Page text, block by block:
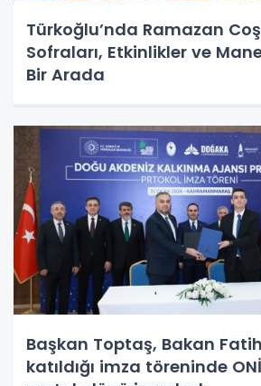
Türkoğlu’nda Ramazan
Sofraları, Etkinlikler ve
Bir Arada
Başkan Toptaş, Bakan Fatih
katıldığı imza töreninde